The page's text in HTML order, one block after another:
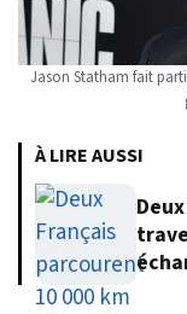
Jason Statham fait
À LIRE AUSSI